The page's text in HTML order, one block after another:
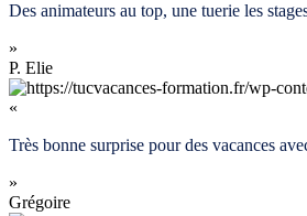
Des animateurs au top, une tuerie les
»
P. Elie
«
Très bonne surprise pour des vacances
»
Grégoire